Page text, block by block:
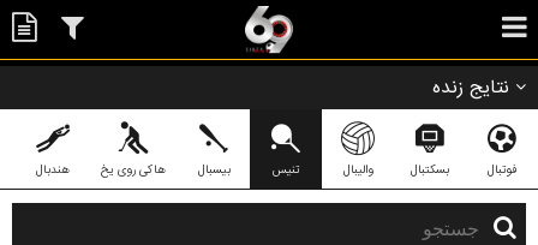
نتایج زنده
فوتبال بسکتبال والیبال تنیس بیسبال هاکی روی یخ هندبال